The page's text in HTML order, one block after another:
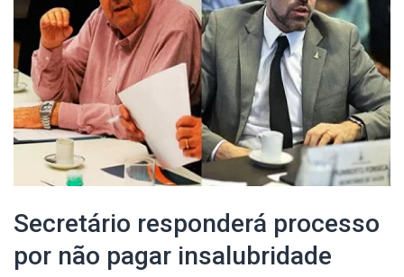
Secretário responderá processo
por não pagar insalubridade